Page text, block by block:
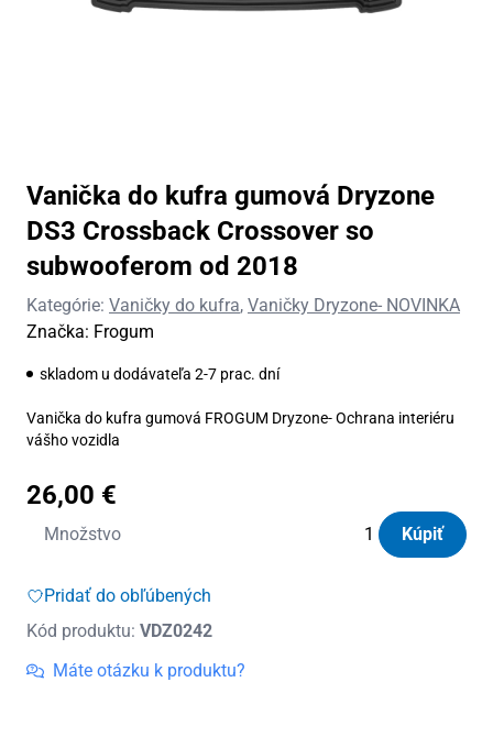
Vanička do kufra gumová Dryzone
DS3 Crossback Crossover so
subwooferom od 2018
Kategórie: Vaničky do kufra, Vaničky Dryzone- NOVINKA
Značka: Frogum
skladom u dodávateľa 2-7 prac. dní
Vanička do kufra gumová FROGUM Dryzone- Ochrana interiéru
vášho vozidla
26,00 €
Množstvo
množstvo
do
gumová
Dryzone
Kúpiť
Pridať do obľúbených
Kód produktu: VDZ0242
Máte otázku k produktu?